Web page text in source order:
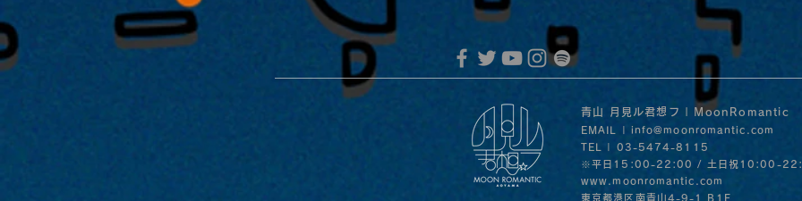
青山 月見ル君想フ | MoonRomantic
EMAIL |
info@moonromantic.com
TEL | 03-5474-8115
※平日15:00-22:00 / 土日祝10:00-
www.moonromantic.com
​東京都港区南青山4-9-1 B1F